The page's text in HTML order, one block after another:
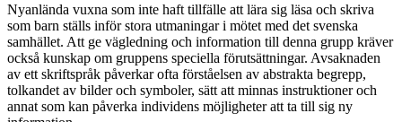
Nyanlända vuxna som inte haft tillfälle att lära sig läsa och skriva
som barn ställs inför stora utmaningar i mötet med det svenska
samhället. Att ge vägledning och information till denna grupp kräver
också kunskap om gruppens speciella förutsättningar. Avsaknaden
av ett skriftspråk påverkar ofta förståelsen av abstrakta begrepp,
tolkandet av bilder och symboler, sätt att minnas instruktioner och
annat som kan påverka individens möjligheter att ta till sig ny